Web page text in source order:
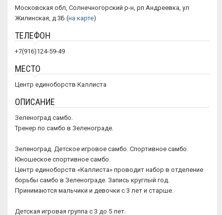
Московская обл, Солнечногорский р-н, рп Андреевка, ул
Жилинская, д 3Б (на карте)
ТЕЛЕФОН
+7(916)124-59-49
МЕСТО
Центр единоборств Каллиста
ОПИСАНИЕ
Зеленоград самбо.
Тренер по самбо в Зеленограде.
Зеленоград. Детское игровое самбо. Спортивное самбо.
Юношеское спортивное самбо.
Центр единоборств «Каллиста» проводит набор в отделение
борьбы самбо в Зеленограде. Запись круглый год.
Принимаются мальчики и девочки с 3 лет и старше.
Детская игровая группа с 3 до 5 лет.